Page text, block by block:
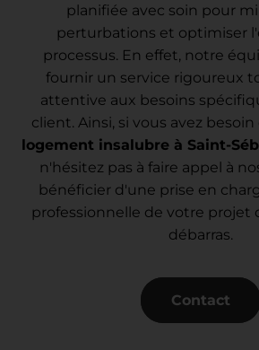
planifiée avec soin pour
perturbations et optimiser
processus. En effet, notre
fournir un service rigoureux
attentive aux besoins
client. Ainsi, si vous avez besoin
logement insalubre à Saint-
n'hésitez pas à faire appel à
bénéficier d'une prise en
professionnelle de votre projet
débarras.
Contact